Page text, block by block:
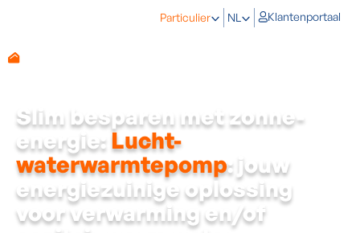
Particulier NL Klantenportaal
Slim besparen met zonne-
energie: Lucht-
waterwarmtepomp: jouw
energiezuinige oplossing
voor verwarming en/of